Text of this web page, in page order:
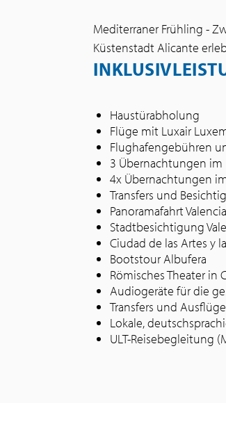
Mediterraner Frühling -
Küstenstadt Alicante
Haustürabholung
Flüge mit Luxair
Flughafengebühren
3 Übernachtungen im
4x Übernachtungen
Transfers und
Panoramafahrt Valencia
Stadtbesichtigung
Ciudad de las Artes y
Bootstour Albufera
Römisches Theater in
Audiogeräte für die
Transfers und
Lokale,
ULT-Reisebegleitung